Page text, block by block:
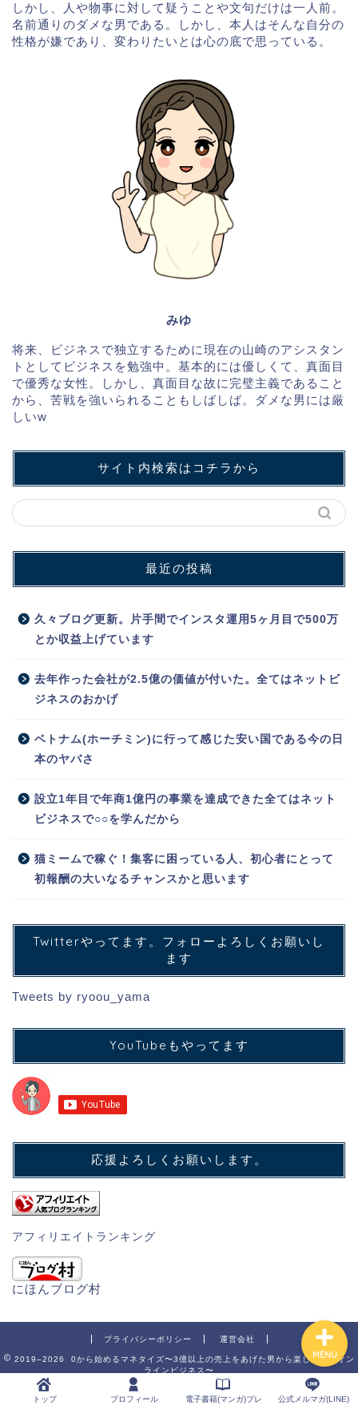
しかし、人や物事に対して疑うことや文句だけは一人前。
名前通りのダメな男である。しかし、本人はそんな自分の
性格が嫌であり、変わりたいとは心の底で思っている。
みゆ
将来、ビジネスで独立するために現在の山崎のアシスタン
トとしてビジネスを勉強中。基本的には優しくて、真面目
で優秀な女性。しかし、真面目な故に完璧主義であること
から、苦戦を強いられることもしばしば。ダメな男には厳
しいw
サイト内検索はコチラから
最近の投稿
久々ブログ更新。片手間でインスタ運用5ヶ月目で500万
とか収益上げています
去年作った会社が2.5億の価値が付いた。全てはネットビ
ジネスのおかげ
ベトナム(ホーチミン)に行って感じた安い国である今の日
本のヤバさ
設立1年目で年商1億円の事業を達成できた全てはネット
ビジネスで○○を学んだから
猫ミームで稼ぐ！集客に困っている人、初心者にとって
初報酬の大いなるチャンスかと思います
Twitterやってます。フォローよろしくお願いし
ます
Tweets by ryoou_yama
YouTubeもやってます
応援よろしくお願いします。
アフィリエイトランキング
にほんブログ村
プライバシーポリシー 運営会社
2019–2026 0から始めるマネタイズ〜3億以上の売上をあげた男から楽しく学ぶオン
ラインビジネス〜
トップ プロフィール 電子書籍(マンガ)プレ 公式メルマガ(LINE)
MENU
プロフィール